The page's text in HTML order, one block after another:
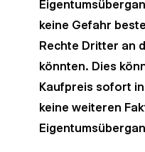
keine Gefahr
Rechte Dritter an
könnten. Dies
Kaufpreis sofort
keine weiteren